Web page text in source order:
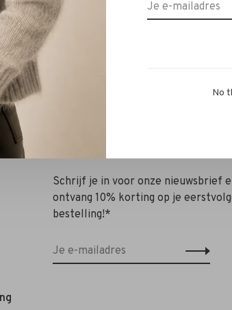
€272,30
Schrijf je in voor onze nieuwsbrief
ontvang 10% korting op je
bestelling!*
No